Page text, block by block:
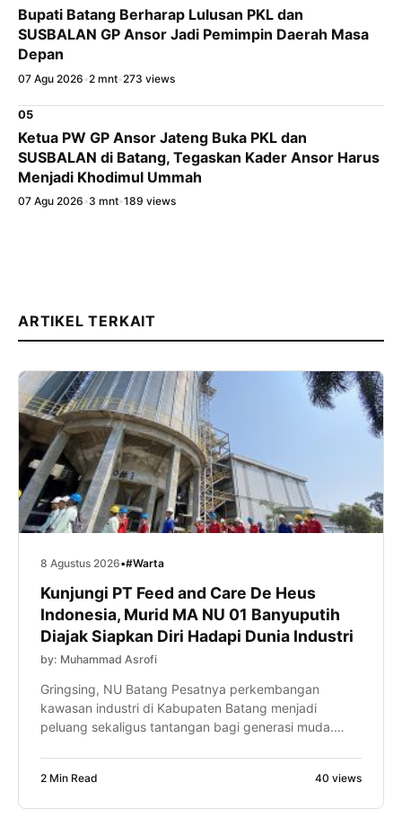
Bupati Batang Berharap Lulusan PKL dan
SUSBALAN GP Ansor Jadi Pemimpin Daerah Masa
Depan
07 Agu 2026 •2 mnt•273 views
05
Ketua PW GP Ansor Jateng Buka PKL dan
SUSBALAN di Batang, Tegaskan Kader Ansor Harus
Menjadi Khodimul Ummah
07 Agu 2026 •3 mnt•189 views
ARTIKEL TERKAIT
8 Agustus 2026•#Warta
Kunjungi PT Feed and Care De Heus
Indonesia, Murid MA NU 01 Banyuputih
Diajak Siapkan Diri Hadapi Dunia Industri
by: Muhammad Asrofi
Gringsing, NU Batang Pesatnya perkembangan
kawasan industri di Kabupaten Batang menjadi
peluang sekaligus tantangan bagi generasi muda.
melalui kunjungan industri ke PT Feed and Care De
2 Min Read 40 views